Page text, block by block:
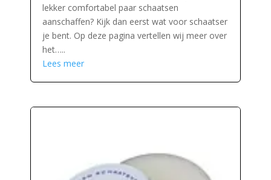
lekker comfortabel paar schaatsen
aanschaffen? Kijk dan eerst wat voor schaatser
je bent. Op deze pagina vertellen wij meer over
het…..
Lees meer